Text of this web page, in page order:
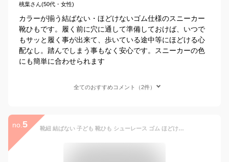
桃葉さん(50代・女性)
カラーが揃う結ばない・ほどけないゴム仕様のスニーカー
靴ひもです。履く前に穴に通して準備しておけば、いつで
もサッと履く事が出来て、歩いている途中等にほどける心
配なし。踏んでしまう事もなく安心です。スニーカーの色
にも簡単に合わせられます
全てのおすすめコメント（2件）
no. 5 靴紐 結ばない 子ども 靴ひも シューレース ゴム ほどけない くつひも おしゃれ スニーカー 紐 ゴム紐 伸びる 大人 ほどけない くつひも 伸縮 平紐 金具 ワンポイント 結び方 方法